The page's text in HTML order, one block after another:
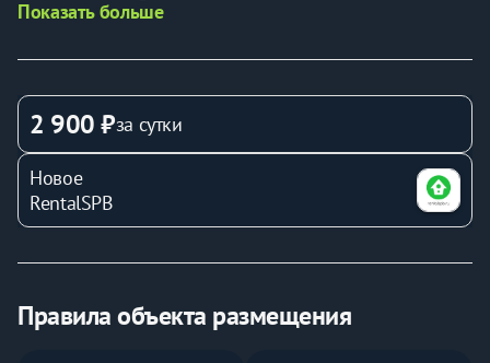
архитектурой Северной столицы.
удобная двуспальная кровать с ортопедическим
диван, раскладное кресло, ЖК-телевизор,
письменный стол, в кухонной зоне: кухонный
гарнитур, электрический чайник, микроволновка,
посуда. В уборной:  утюг, фен, стиральная машинка;
ванна, туалет.
Подробнее:
Спальня:
ЖК-телевизор
шкаф
Показать больше
2 900 ₽за сутки
Новое
RentalSPB
Правила объекта размещения